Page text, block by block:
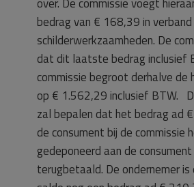
bedrag van € 168,39 in
schilderwerkzaamheden. De
dat dit laatste bedrag inclusief
commissie begroot derhalve de
op € 1.562,29 inclusief BTW.
zal bepalen dat het bedrag ad
de consument bij de commissie
gedeponeerd aan de
terugbetaald. De ondernemer